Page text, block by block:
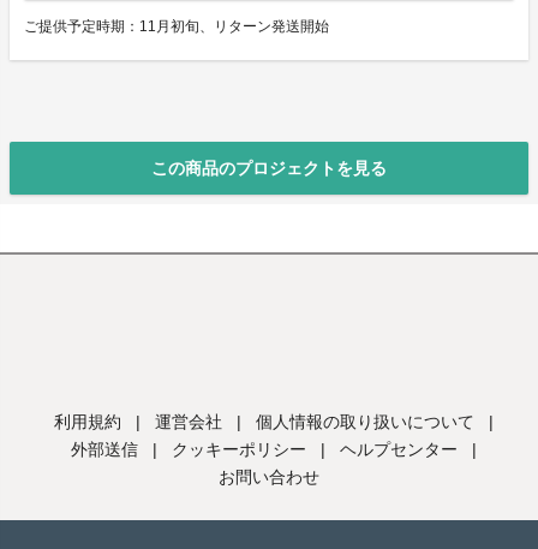
ご提供予定時期：11月初旬、リターン発送開始
この商品のプロジェクトを見る
利用規約 | 運営会社 | 個人情報の取り扱いについて
|
外部送信
| クッキーポリシー | ヘルプセンター
|
お問い合わせ